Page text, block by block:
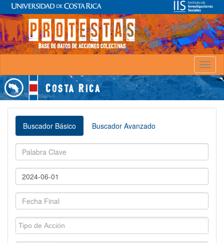
Buscador Básico Buscador Avanzado